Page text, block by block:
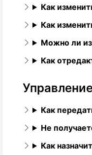
Как
Как
Можно ли
Как
Как
Не
Как